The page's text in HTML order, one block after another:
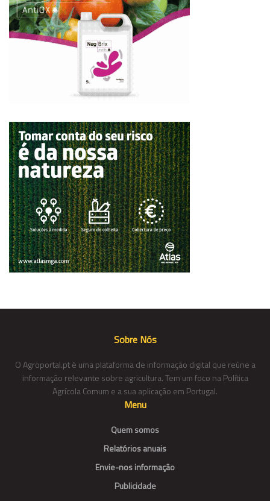
Sobre Nós
O Agroportal.pt é uma plataforma de informação digital que reúne a
informação relevante sobre agricultura. Tem um foco na Política
Agrícola Comum e a sua aplicação em Portugal.
Menu
Quem somos
Relatórios anuais
Envie-nos informação
Publicidade